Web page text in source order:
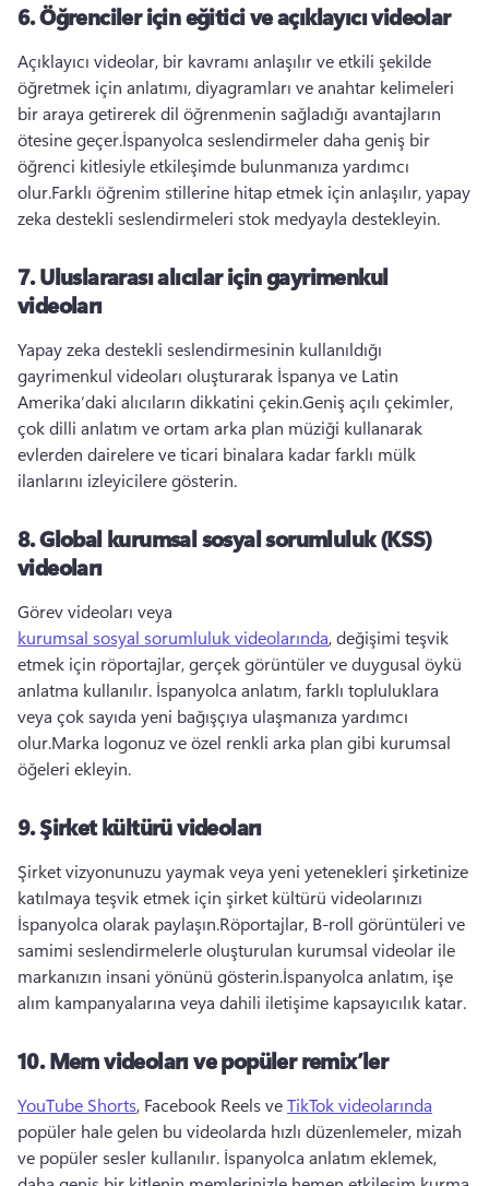
6.Öğrenciler için eğitici ve açıklayıcı videolar
Açıklayıcı videolar, bir kavramı anlaşılır ve etkili şekilde
öğretmek için anlatımı, diyagramları ve anahtar kelimeleri
bir araya getirerek dil öğrenmenin sağladığı avantajların
ötesine geçer.İspanyolca seslendirmeler daha geniş bir
öğrenci kitlesiyle etkileşimde bulunmanıza yardımcı
olur.Farklı öğrenim stillerine hitap etmek için anlaşılır, yapay
zeka destekli seslendirmeleri stok medyayla destekleyin.
7.Uluslararası alıcılar için gayrimenkul
videoları
Yapay zeka destekli seslendirmesinin kullanıldığı
gayrimenkul videoları oluşturarak İspanya ve Latin
Amerika’daki alıcıların dikkatini çekin.Geniş açılı çekimler,
çok dilli anlatım ve ortam arka plan müziği kullanarak
evlerden dairelere ve ticari binalara kadar farklı mülk
ilanlarını izleyicilere gösterin.
8.Global kurumsal sosyal sorumluluk (KSS)
videoları
Görev videoları veya
kurumsal sosyal sorumluluk videolarında, değişimi teşvik
etmek için röportajlar, gerçek görüntüler ve duygusal öykü
anlatma kullanılır. İspanyolca anlatım, farklı topluluklara
veya çok sayıda yeni bağışçıya ulaşmanıza yardımcı
olur.Marka logonuz ve özel renkli arka plan gibi kurumsal
öğeleri ekleyin.
9.Şirket kültürü videoları
Şirket vizyonunuzu yaymak veya yeni yetenekleri şirketinize
katılmaya teşvik etmek için şirket kültürü videolarınızı
İspanyolca olarak paylaşın.Röportajlar, B-roll görüntüleri ve
samimi seslendirmelerle oluşturulan kurumsal videolar ile
markanızın insani yönünü gösterin.İspanyolca anlatım, işe
alım kampanyalarına veya dahili iletişime kapsayıcılık katar.
10.Mem videoları ve popüler remix’ler
YouTube Shorts, Facebook Reels ve TikTok videolarında
popüler hale gelen bu videolarda hızlı düzenlemeler, mizah
ve popüler sesler kullanılır. İspanyolca anlatım eklemek,